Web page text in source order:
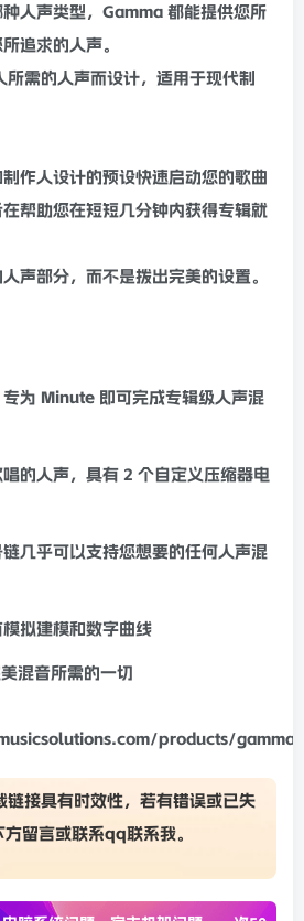
种人声类型，Gamma 都能提供您所
追求的人声。
所需的人声而设计，适用于现代制
作人设计的预设快速启动您的歌曲
帮助您在短短几分钟内获得专辑就
声部分，而不是拨出完美的设置。
专为 Minute 即可完成专辑级人声混
的人声，具有 2 个自定义压缩器电
几乎可以支持您想要的任何人声混
模拟建模和数字曲线
混音所需的一切
products/gamma
链接具有时效性，若有错误或已失
方留言或联系qq联系我。